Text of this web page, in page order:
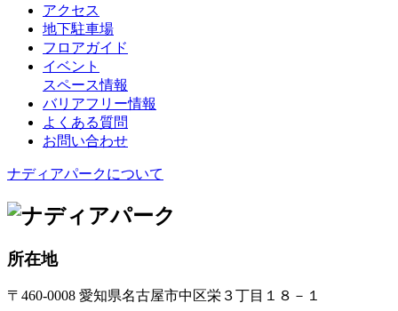
アクセス
地下駐車場
フロアガイド
イベント
スペース情報
バリアフリー情報
よくある質問
お問い合わせ
ナディアパークについて
所在地
〒460-0008 愛知県名古屋市中区栄３丁目１８－１